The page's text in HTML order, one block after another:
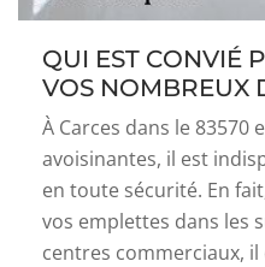
QUI EST CONVIÉ
VOS NOMBREUX
À Carces dans le 83570
avoisinantes, il est
en toute sécurité. En
vos emplettes dans les
centres commerciaux,